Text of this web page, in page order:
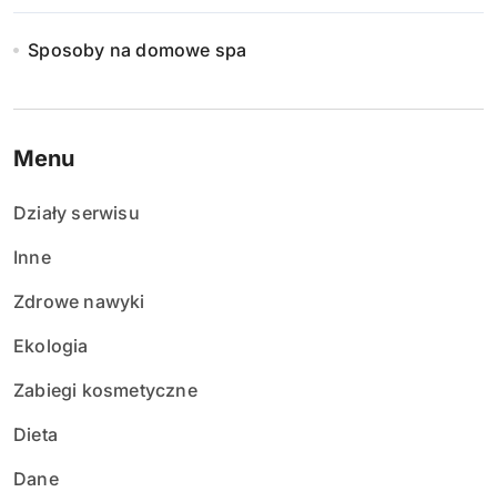
Sposoby na domowe spa
Menu
Działy serwisu
Inne
Zdrowe nawyki
Ekologia
Zabiegi kosmetyczne
Dieta
Dane